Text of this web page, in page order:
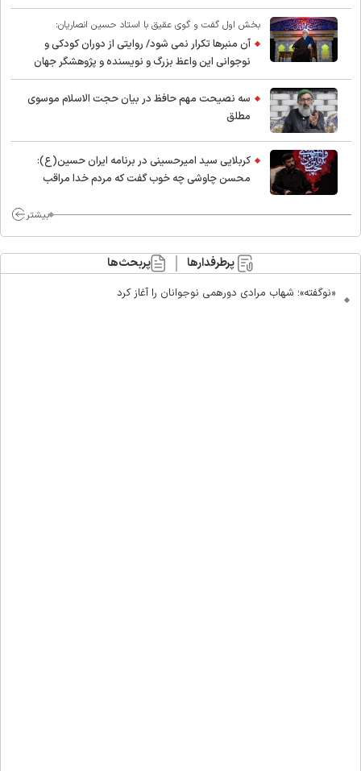
بخش اول گفت و گوی عقیق با استاد حسین انصاریان:
آن منبرها تکرار نمی شود/ روایتی از دوران کودکی و
نوجوانی این واعظ بزرگ و نویسنده و پژوهشگر جهان
اسلام
سه نصیحت مهم حافظ در بیان حجت الاسلام موسوی
مطلق
کربلایی سید امیر‌حسینی در برنامه ایران حسین(ع):
محسن چاوشی چه خوب گفت که مردم خدا مراقب
بیشتر
پرطرفدارها پربحث‌ها
«نوگفته»؛ شهاب مرادی دورهمی نوجوانان را آغاز کرد